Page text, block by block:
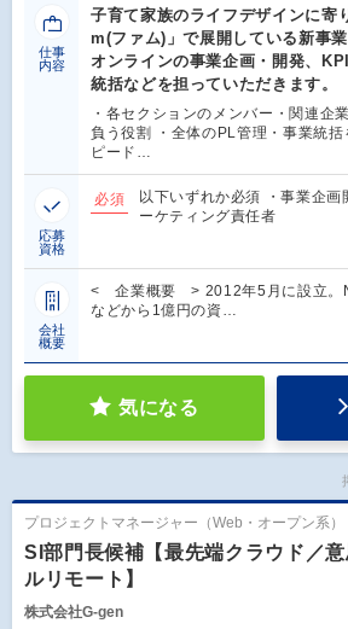
仕事
内容
子育て家族のライフデザインに寄
m(ファム)」で展開している新事
オンラインの事業企画・開発、
統括などを担っていただきます。
・各セクションのメンバー・関連企
負う役割 ・全体のPL管理・事業統
ピード…
応募
資格
必須
以下いずれか必須 ・事業企画
ーケティング責任者
会社
概要
< 企業概要 > 2012年5月に設立。
などから1億円の資…
気になる
プロジェクトマネージャー（Web・オープン系）
SI部門長候補【最先端クラウド／
ルリモート】
株式会社G-gen